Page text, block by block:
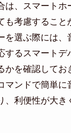
は、スマートホ
も考慮すること
を選ぶ際には、
するスマートデ
かを確認してお
マンドで簡単に
、利便性が大き